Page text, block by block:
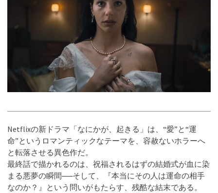
Netflixの新ドラマ「なにかが、起きる」は、“愛”と“運
命”というロマンティックなテーマを、容赦ないホラーへ
と転落させる異色作だ。
最終話で描かれるのは、祝福されるはずの結婚式が血に染
まる悪夢の瞬間──そして、『本当にその人は運命の相手
なのか？』という問いがもたらす、残酷な結末である。